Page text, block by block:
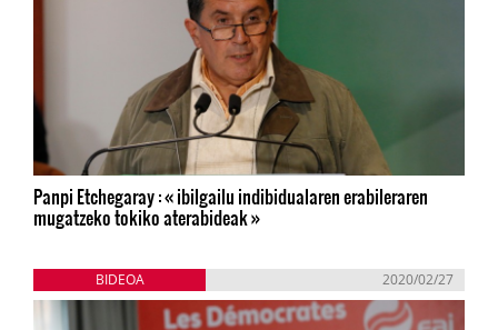
Panpi Etchegaray : « ibilgailu indibidualaren erabileraren
mugatzeko tokiko aterabideak »
BIDEOA 2020/02/27